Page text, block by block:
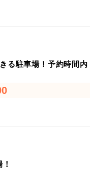
る駐車場！予約時間内